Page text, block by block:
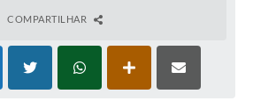
COMPARTILHAR